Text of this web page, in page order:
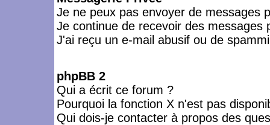
Je ne peux pas envoyer de messages
Je continue de recevoir des messages
J'ai reçu un e-mail abusif ou de
phpBB 2
Qui a écrit ce forum ?
Pourquoi la fonction X n'est pas
Qui dois-je contacter à propos des